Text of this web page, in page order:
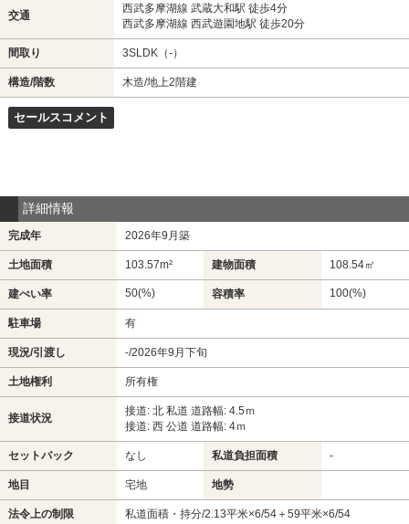
交通
西武多摩湖線 武蔵大和駅 徒歩4分
西武多摩湖線 西武遊園地駅 徒歩20分
間取り 3SLDK（-）
構造/階数 木造/地上2階建
セールスコメント
詳細情報
完成年 2026年9月築
土地面積 103.57m² 建物面積 108.54㎡
建ぺい率 50(%) 容積率 100(%)
駐車場 有
現況/引渡し -/2026年9月下旬
土地権利 所有権
接道状況
接道: 北 私道 道路幅: 4.5ｍ
接道: 西 公道 道路幅: 4ｍ
セットバック なし 私道負担面積 -
地目 宅地 地勢
法令上の制限 私道面積・持分/2.13平米×6/54＋59平米×6/54